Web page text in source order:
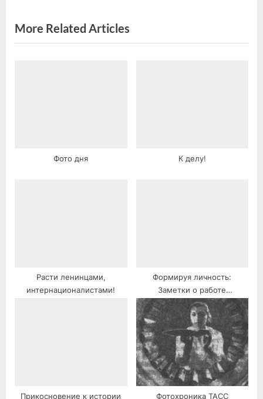
s
More Related Articles
Фото дня К делу!
Расти ленинцами,
интернационалистами!
Формируя личность:
Заметки о работе
литобъединения.
Прикосновение к истории Фотохроника ТАСС